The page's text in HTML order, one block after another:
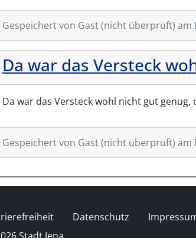
Gespeichert von Gast (nicht überprüft) am
Da war das Versteck
Da war das Versteck wohl nicht gut
Gespeichert von Gast (nicht überprüft) am
Datenschutz